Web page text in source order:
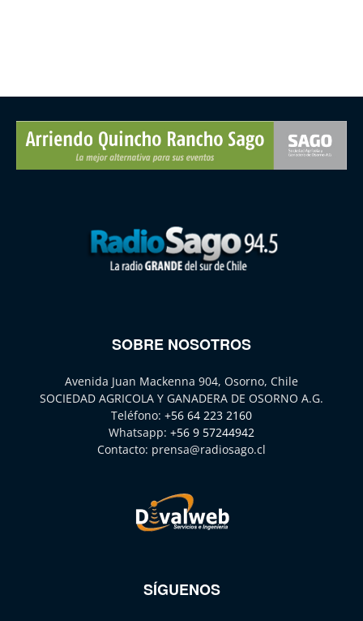
SOBRE NOSOTROS
Avenida Juan Mackenna 904, Osorno, Chile
SOCIEDAD AGRICOLA Y GANADERA DE OSORNO A.G.
Teléfono: +56 64 223 2160
Whatsapp: +56 9 57244942
Contacto: prensa@radiosago.cl
SÍGUENOS